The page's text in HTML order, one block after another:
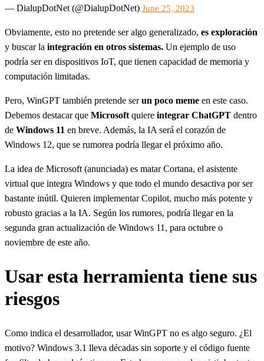
— DialupDotNet (@DialupDotNet) June 25, 2023
Obviamente, esto no pretende ser algo generalizado, es exploración
y buscar la integración en otros sistemas. Un ejemplo de uso
podría ser en dispositivos IoT, que tienen capacidad de memoria y
computación limitadas.
Pero, WinGPT también pretende serun poco meme en este caso.
Debemos destacar que Microsoft quiere integrar ChatGPT dentro
de Windows 11 en breve. Además, la IA será el corazón de
Windows 12, que se rumorea podría llegar el próximo año.
La idea de Microsoft (anunciada) es matar Cortana, el asistente
virtual que integra Windows y que todo el mundo desactiva por ser
bastante inútil. Quieren implementar Copilot, mucho más potente y
robusto gracias a la IA. Según los rumores, podría llegar en la
segunda gran actualización de Windows 11, para octubre o
noviembre de este año.
Usar esta herramienta tiene sus
riesgos
Como indica el desarrollador, usar WinGPT no es algo seguro. ¿El
motivo? Windows 3.1 lleva décadas sin soporte y el código fuente